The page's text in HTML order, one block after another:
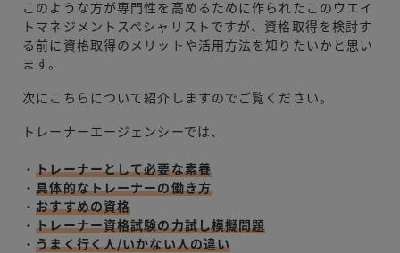
このような方が専門性を高めるために作られたこのウエイ
トマネジメントスペシャリストですが、資格取得を検討す
る前に資格取得のメリットや活用方法を知りたいかと思い
ます。
次にこちらについて紹介しますのでご覧ください。
トレーナーエージェンシーでは、
・トレーナーとして必要な素養
・具体的なトレーナーの働き方
・おすすめの資格
・トレーナー資格試験の力試し模擬問題
・うまく行く人/いかない人の違い